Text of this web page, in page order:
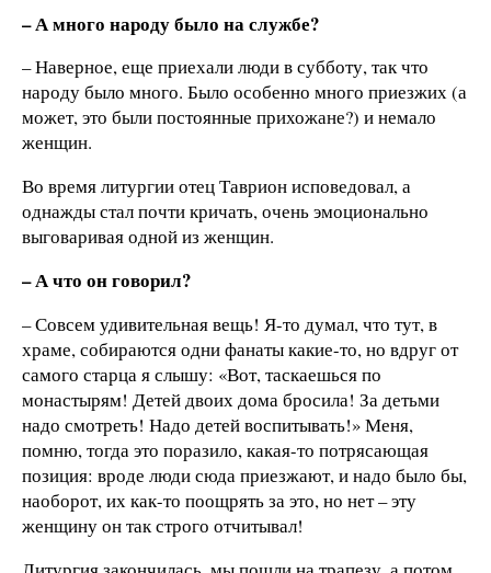
– А много народу было на службе?
– Наверное, еще приехали люди в субботу, так что
народу было много. Было особенно много приезжих (а
может, это были постоянные прихожане?) и немало
женщин.
Во время литургии отец Таврион исповедовал, а
однажды стал почти кричать, очень эмоционально
выговаривая одной из женщин.
– А что он говорил?
– Совсем удивительная вещь! Я-то думал, что тут, в
храме, собираются одни фанаты какие-то, но вдруг от
самого старца я слышу: «Вот, таскаешься по
монастырям! Детей двоих дома бросила! За детьми
надо смотреть! Надо детей воспитывать!» Меня,
помню, тогда это поразило, какая-то потрясающая
позиция: вроде люди сюда приезжают, и надо было бы,
наоборот, их как-то поощрять за это, но нет – эту
женщину он так строго отчитывал!